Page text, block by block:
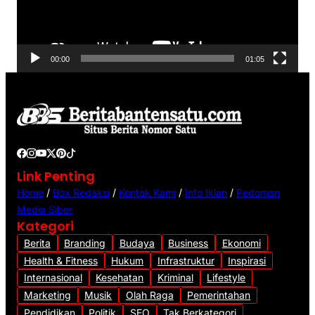
o
00:00 01:05
Link Penting
Home / Box Redaksi / Kontak Kami / Info Iklan / Pedoman
Media Siber
Kategori
Berita Branding Budaya Business
Ekonomi
Health & Fitness
Hukum Infrastruktur
Inspirasi
Internasional
Kesehatan Kriminal
Lifestyle
Marketing
Musik Olah Raga
Pemerintahan
Pendidikan
Politik SEO Tak Berkategori